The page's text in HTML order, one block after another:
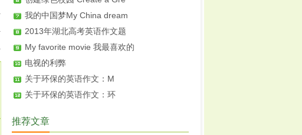
我的中国梦My China dream
2013年湖北高考英语作文题
My favorite movie 我最喜欢的
电视的利弊
关于环保的英语作文：M
关于环保的英语作文：环
推荐文章